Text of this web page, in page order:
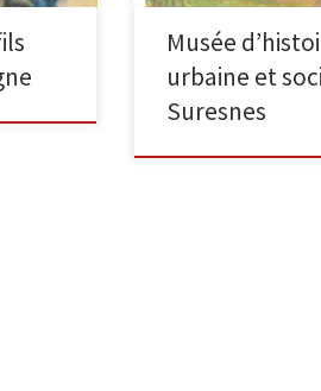
Musée
urbaine et
Suresnes